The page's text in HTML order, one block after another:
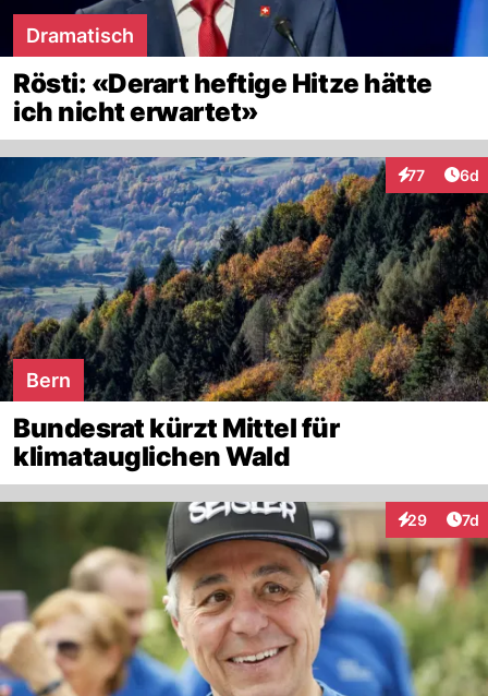
Dramatisch
Rösti: «Derart heftige Hitze hätte
ich nicht erwartet»
77
Interaktionen
6d
Bern
Bundesrat kürzt Mittel für
klimatauglichen Wald
29
Interaktionen
7d